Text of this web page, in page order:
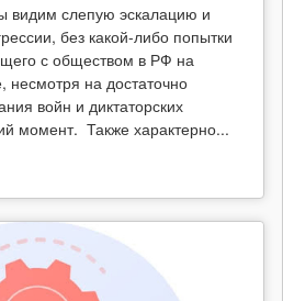
видим слепую эскалацию и
без какой-либо попытки
с обществом в РФ на
на достаточно
войн и диктаторских
момент. Также характерно...